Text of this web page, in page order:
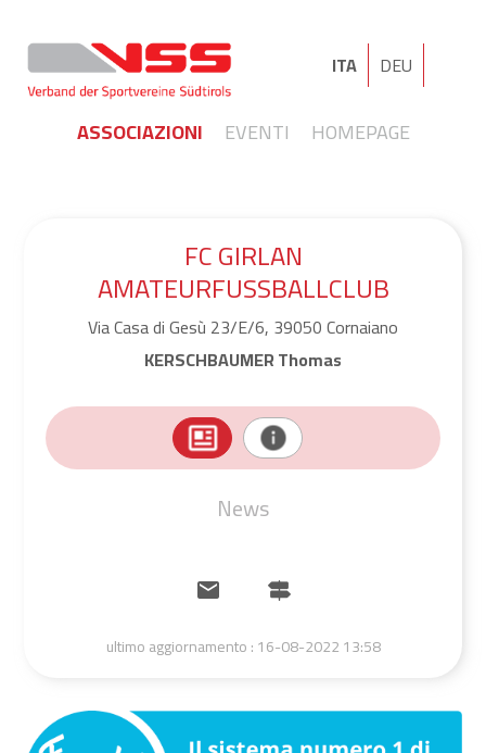
ITA DEU
ASSOCIAZIONI EVENTI HOMEPAGE
FC GIRLAN
AMATEURFUSSBALLCLUB
Via Casa di Gesù 23/E/6, 39050 Cornaiano
KERSCHBAUMER Thomas
News
ultimo aggiornamento :16-08-2022 13:58